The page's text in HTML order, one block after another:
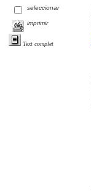
seleccionar
imprimir
Text complet